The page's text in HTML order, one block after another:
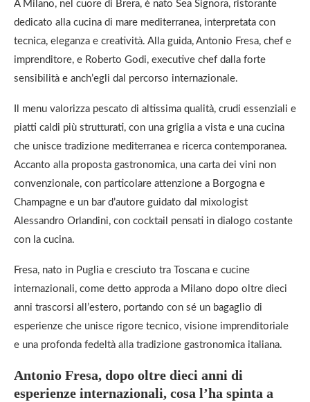
A Milano, nel cuore di Brera, è nato Sea Signora, ristorante
dedicato alla cucina di mare mediterranea, interpretata con
tecnica, eleganza e creatività. Alla guida, Antonio Fresa, chef e
imprenditore, e Roberto Godi, executive chef dalla forte
sensibilità e anch’egli dal percorso internazionale.
Il menu valorizza pescato di altissima qualità, crudi essenziali e
piatti caldi più strutturati, con una griglia a vista e una cucina
che unisce tradizione mediterranea e ricerca contemporanea.
Accanto alla proposta gastronomica, una carta dei vini non
convenzionale, con particolare attenzione a Borgogna e
Champagne e un bar d’autore guidato dal mixologist
Alessandro Orlandini, con cocktail pensati in dialogo costante
con la cucina.
Fresa, nato in Puglia e cresciuto tra Toscana e cucine
internazionali, come detto approda a Milano dopo oltre dieci
anni trascorsi all’estero, portando con sé un bagaglio di
esperienze che unisce rigore tecnico, visione imprenditoriale
e una profonda fedeltà alla tradizione gastronomica italiana.
Antonio Fresa, dopo oltre dieci anni di
esperienze internazionali, cosa l’ha spinta a